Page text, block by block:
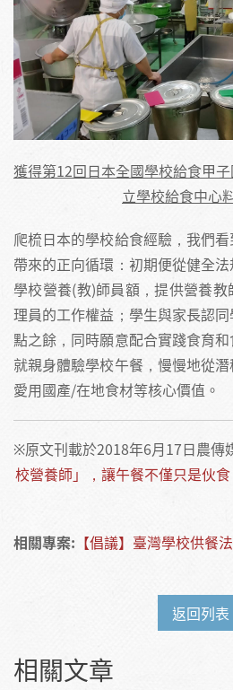
獲得第12回日本全國學校給食甲
立學校給食中心
爬梳日本的學校給食經驗，我們
帶來的正向循環：初期便從健全
學校營養(教)師員額，提供營養
理員的工作權益；學生與家長認
點之餘，同時願意配合實踐食育
就親身體驗學校午餐，慢慢地從
愛用國產/在地食材等核心價值。
※原文刊載於2018年6月17日農傳
校營養師」，讓午餐不僅只是伙
相關專案: 【倡議】臺灣學校供餐
返回列表
相關文章